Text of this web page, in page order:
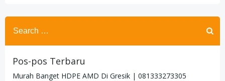
Search
for:
Pos-pos Terbaru
Murah Banget HDPE AMD Di Gresik | 081333273305